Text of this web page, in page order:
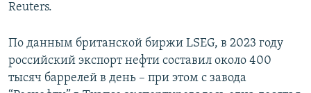
Reuters.
По данным британской биржи LSEG, в 2023 году
российский экспорт нефти составил около 400
тысяч баррелей в день – при этом с завода